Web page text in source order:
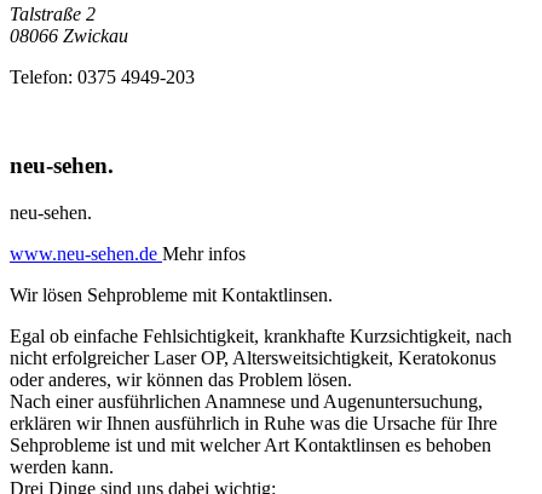
Talstraße 2
08066 Zwickau
Telefon: 0375 4949-203
neu-sehen.
neu-sehen.
www.neu-sehen.de Mehr infos
Wir lösen Sehprobleme mit Kontaktlinsen.
Egal ob einfache Fehlsichtigkeit, krankhafte Kurzsichtigkeit, nach
nicht erfolgreicher Laser OP, Altersweitsichtigkeit, Keratokonus
oder anderes, wir können das Problem lösen.
Nach einer ausführlichen Anamnese und Augenuntersuchung,
erklären wir Ihnen ausführlich in Ruhe was die Ursache für Ihre
Sehprobleme ist und mit welcher Art Kontaktlinsen es behoben
werden kann.
Drei Dinge sind uns dabei wichtig: